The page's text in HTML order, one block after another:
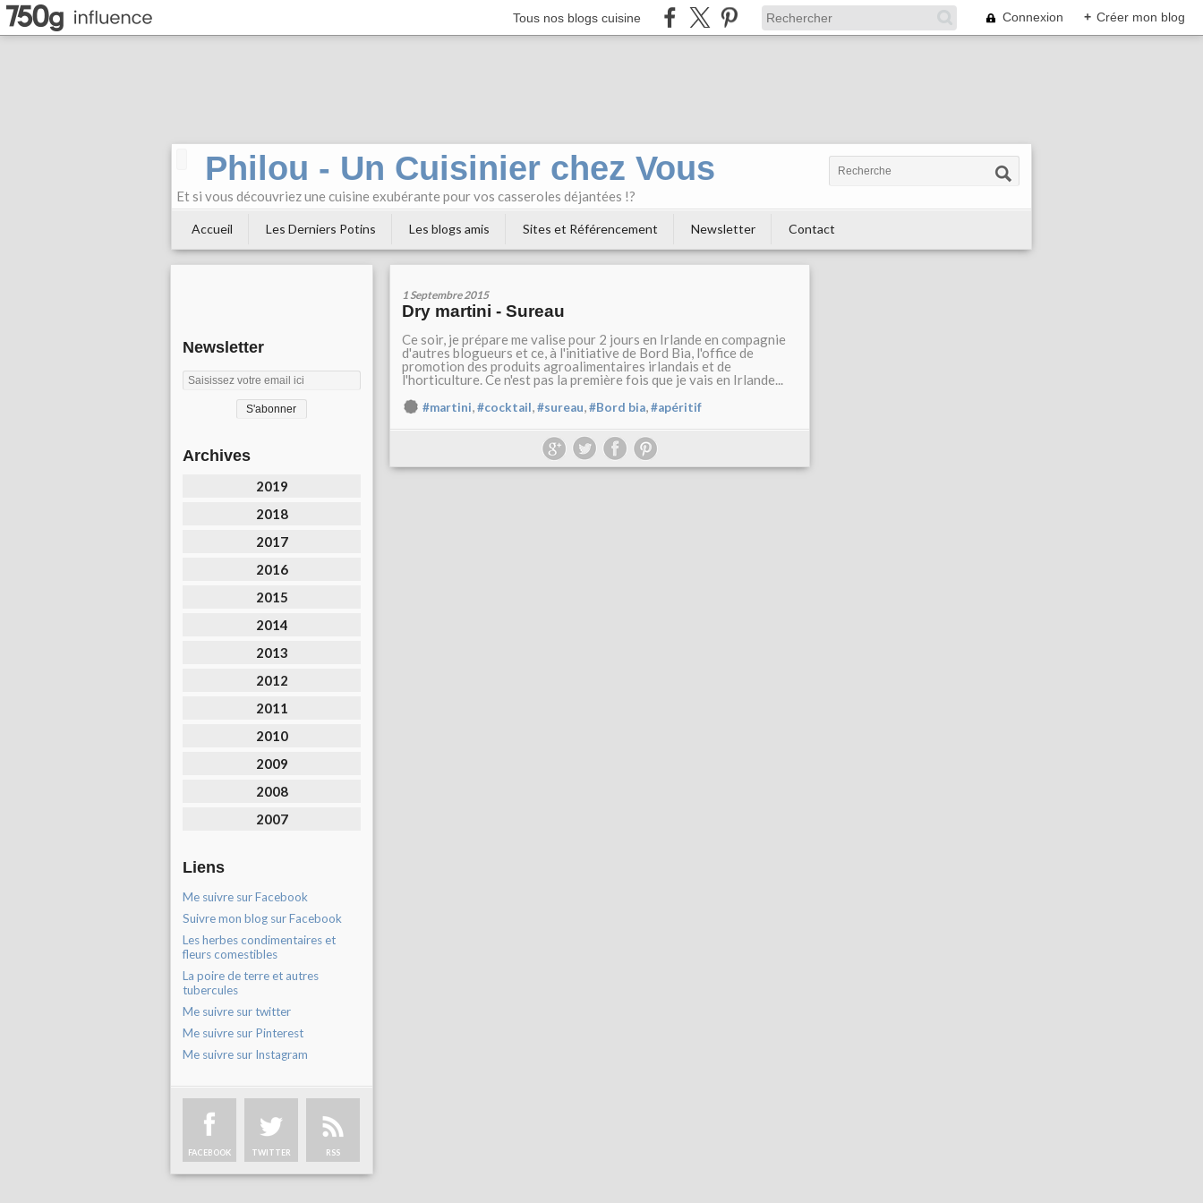
Tous nos blogs cuisine Connexion + Créer mon blog
Philou - Un Cuisinier chez Vous
Et si vous découvriez une cuisine exubérante pour vos casseroles déjantées !?
Accueil Les Derniers Potins Les blogs amis Sites et Référencement Newsletter Contact
Newsletter
Archives
2019
2018
2017
2016
2015
2014
2013
2012
2011
2010
2009
2008
2007
Liens
Me suivre sur Facebook
Suivre mon blog sur Facebook
Les herbes condimentaires et
fleurs comestibles
La poire de terre et autres
tubercules
Me suivre sur twitter
Me suivre sur Pinterest
Me suivre sur Instagram
FACEBOOK TWITTER RSS
1 Septembre 2015
Dry martini - Sureau
Ce soir, je prépare me valise pour 2 jours en Irlande en compagnie
d'autres blogueurs et ce, à l'initiative de Bord Bia, l'office de
promotion des produits agroalimentaires irlandais et de
l'horticulture. Ce n'est pas la première fois que je vais en Irlande...
#martini,#cocktail,#sureau,#Bord bia,#apéritif